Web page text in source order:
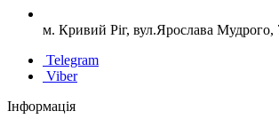
м. Кривий Ріг, вул.Ярослава Мудрого,
Telegram
Viber
Інформація